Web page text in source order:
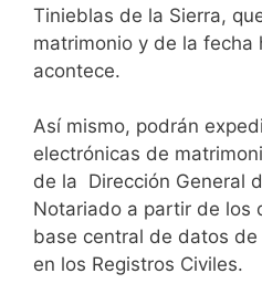
Tinieblas de la Sierra,
matrimonio y de la fecha
acontece.
Así mismo, podrán
electrónicas de
de la Dirección General
Notariado a partir de los
base central de datos
en los Registros Civiles.